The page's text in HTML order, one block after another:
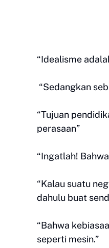
“Idealisme
“Sedangkan
“Tujuan
perasaan”
“Ingatlah!
“Kalau suatu
dahulu buat
“Bahwa
seperti mesin.”